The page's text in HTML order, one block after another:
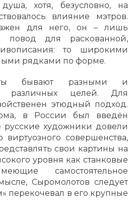
хотя, безусловно, на
влияние мэтров.
для него, он – лишь
повод для раскованной,
то широкими
рядками по форме.
бывают разными и
различных целей. Для
этюдный подход.
в России был введён
художники довели
совершенства,
свои картины на
уровня как станковые
самостоятельное
Сыромолотов следует
перекочевал в его крупные